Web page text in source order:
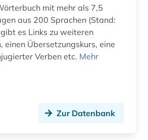
Museumswesen (0)
mit mehr als 7,5
aus 200 Sprachen (Stand:
es Links zu weiteren
einen Übersetzungskurs, eine
Verben etc. Mehr
Zur Datenbank